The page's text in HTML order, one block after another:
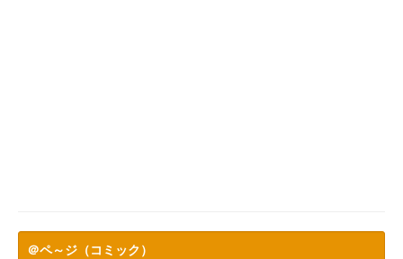
＠ペ～ジ（コミック）